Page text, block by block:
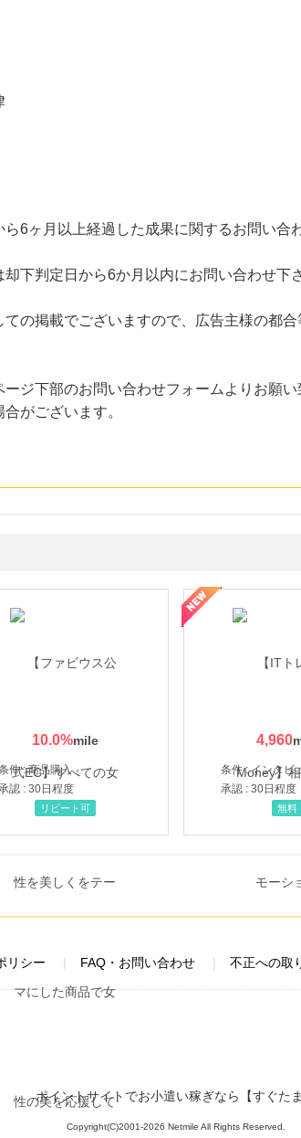
6ヶ月以上経過した成果に関するお問い合
下判定日から6か月以内にお問い合わせ下
の掲載でございますので、広告主様の都
ジ下部のお問い合わせフォームよりお願
がございます。
10.0%
件 : 商品購入
認 : 30日程度
リピート可
4,960
承認 : 30日程度
無料
ウォーター【販売代理店】
リシー FAQ・お問い合わせ 不正への取
ポイントサイトでお小遣い稼ぎなら【すぐたま
Copyright(C)2001-2026 Netmile All Rights Reserved.